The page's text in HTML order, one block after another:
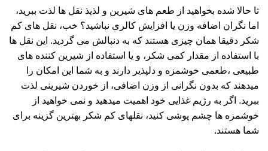
تا حالا شده بخواهید از طعم های شیرین و لذیذ نقل ها لذت ببرید،
اما نگران اضافه وزن یا افزایش کالری نباشید؟ خب، نقل های کم
شکر دقیقا همان چیزی هستند که به دنبالش می گردید. این نقل ها
با استفاده از مقدار کمی شکر، و یا استفاده از شیرین کننده های
طبیعی ،طعمی خوشمزه و دلپذیر دارند و به شما این امکان را
میدهند که بدون نگرانی از وزن اضافی، از خوردن شیرینی لذت
ببرید. اگر به رژیم غذایی خود اهمیت میدهید و نمی خواهید از
خوشمزه ها چشم پوشی کنید، نقلهای کم شکر بهترین گزینه برای
شما هستند.